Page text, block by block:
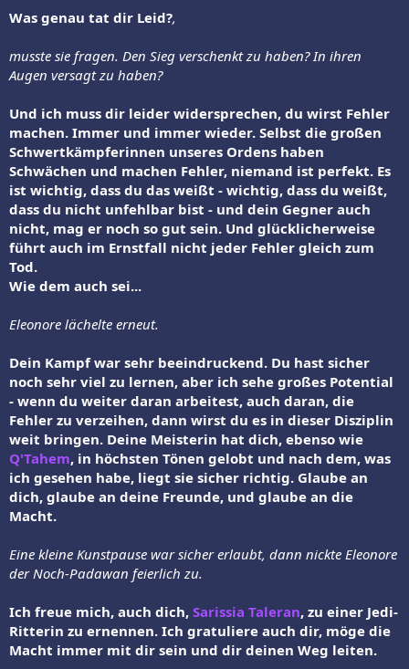
Was genau tat dir Leid?,
musste sie fragen. Den Sieg verschenkt zu haben? In ihren
Augen versagt zu haben?
Und ich muss dir leider widersprechen, du wirst Fehler
machen. Immer und immer wieder. Selbst die großen
Schwertkämpferinnen unseres Ordens haben
Schwächen und machen Fehler, niemand ist perfekt. Es
ist wichtig, dass du das weißt - wichtig, dass du weißt,
dass du nicht unfehlbar bist - und dein Gegner auch
nicht, mag er noch so gut sein. Und glücklicherweise
führt auch im Ernstfall nicht jeder Fehler gleich zum
Tod.
Wie dem auch sei...
Eleonore lächelte erneut.
Dein Kampf war sehr beeindruckend. Du hast sicher
noch sehr viel zu lernen, aber ich sehe großes Potential
- wenn du weiter daran arbeitest, auch daran, die
Fehler zu verzeihen, dann wirst du es in dieser Disziplin
weit bringen. Deine Meisterin hat dich, ebenso wie
Q'Tahem, in höchsten Tönen gelobt und nach dem, was
ich gesehen habe, liegt sie sicher richtig. Glaube an
dich, glaube an deine Freunde, und glaube an die
Macht.
Eine kleine Kunstpause war sicher erlaubt, dann nickte Eleonore
der Noch-Padawan feierlich zu.
Ich freue mich, auch dich, Sarissia Taleran, zu einer Jedi-
Ritterin zu ernennen. Ich gratuliere auch dir, möge die
Macht immer mit dir sein und dir deinen Weg leiten.